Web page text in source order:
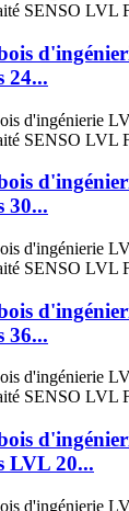
24...
30...
36...
LVL 20...